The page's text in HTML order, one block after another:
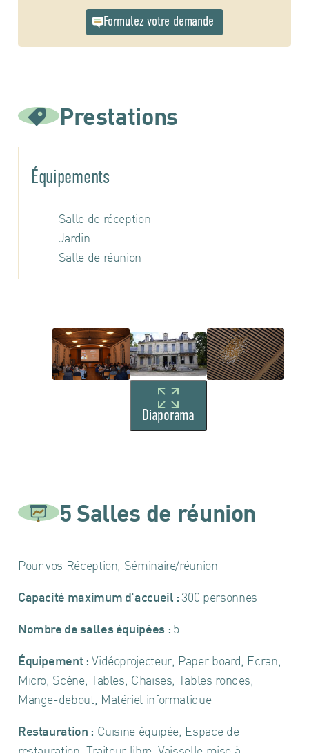
Formulez votre demande
Prestations
Équipements
Salle de réception
Jardin
Salle de réunion
Diaporama
5 Salles de réunion
Pour vos Réception, Séminaire/réunion
Capacité maximum d'accueil : 300 personnes
Nombre de salles équipées : 5
Équipement : Vidéoprojecteur, Paper board, Ecran,
Micro, Scène, Tables, Chaises, Tables rondes,
Mange-debout, Matériel informatique
Restauration : Cuisine équipée, Espace de